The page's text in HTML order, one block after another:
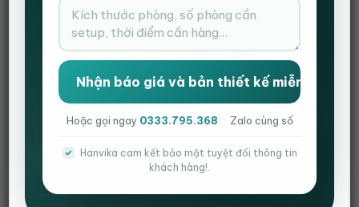
Hoặc gọi ngay 0333.795.368 · Zalo cùng số
Hanvika cam kết bảo mật tuyệt đối thông tin
khách hàng!.